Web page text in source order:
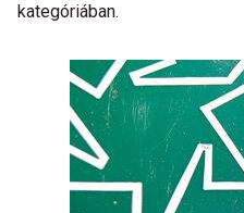
kategóriában.